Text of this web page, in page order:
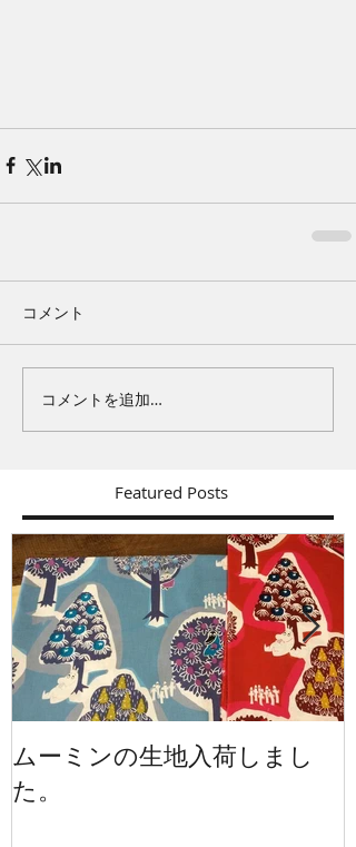
コメント
コメントを追加…
Featured Posts
ムーミンの生地入荷しまし
た。